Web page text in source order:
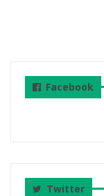
Facebook
Twitter